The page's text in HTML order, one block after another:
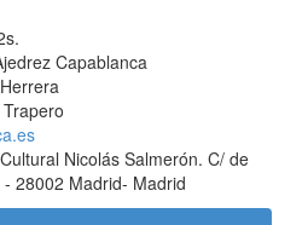
Capablanca
Nicolás Salmerón. C/ de
28002 Madrid- Madrid